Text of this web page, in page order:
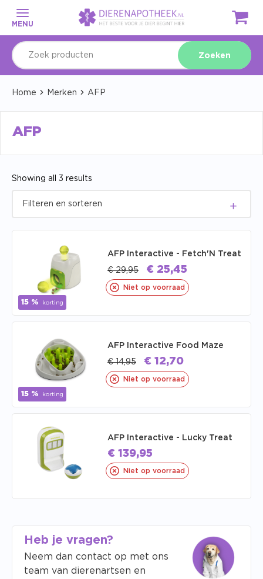
MENU
Zoeken
Home Merken AFP
AFP
Showing all 3 results
15 % korting
AFP Interactive - Fetch'N Treat
€29,95 € 25,45
Niet op voorraad
15 % korting
AFP Interactive Food Maze
€14,95 € 12,70
Niet op voorraad
AFP Interactive - Lucky Treat
€ 139,95
Niet op voorraad
Heb je vragen?
Neem dan contact op met ons
team van dierenartsen en